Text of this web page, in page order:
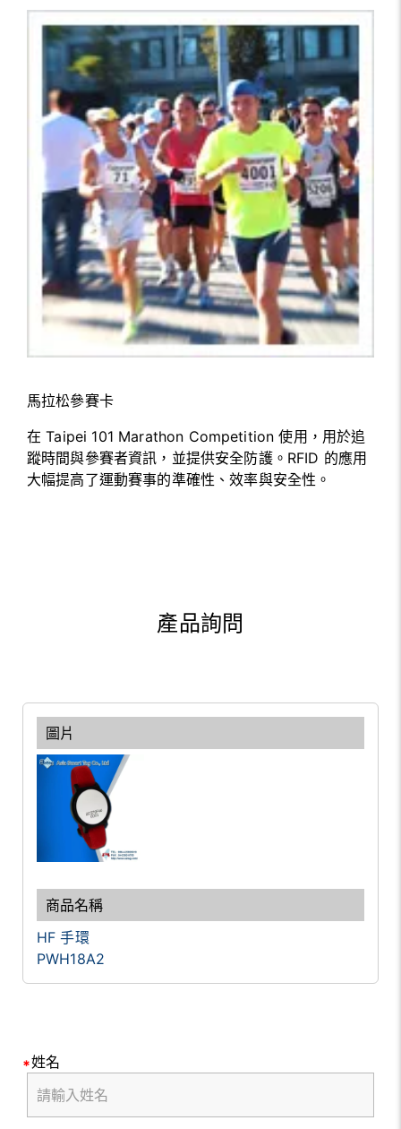
馬拉松參賽卡
在 Taipei 101 Marathon Competition 使用，用於追
蹤時間與參賽者資訊，並提供安全防護。RFID 的應用
大幅提高了運動賽事的準確性、效率與安全性。
產品詢問
HF 手環
PWH18A2
姓名